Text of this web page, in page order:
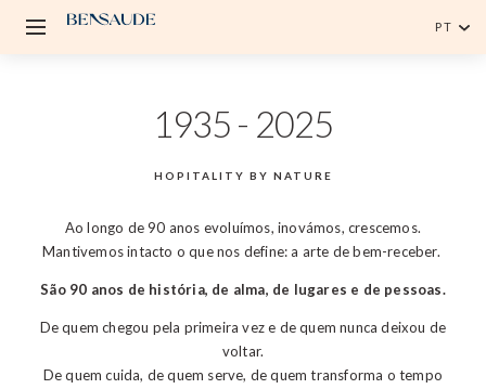
PT
1935 - 2025
HOPITALITY BY NATURE
Ao longo de 90 anos evoluímos, inovámos, crescemos.
Mantivemos intacto o que nos define: a arte de bem-receber.
São 90 anos de história, de alma, de lugares e de pessoas.
De quem chegou pela primeira vez e de quem nunca deixou de
voltar.
De quem cuida, de quem serve, de quem transforma o tempo